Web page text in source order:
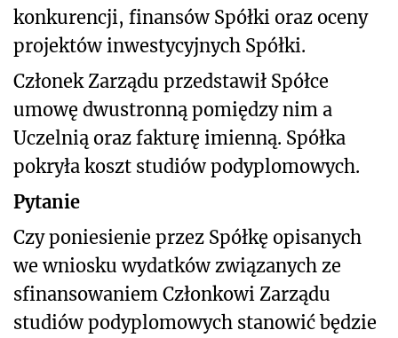
konkurencji, finansów Spółki oraz oceny
projektów inwestycyjnych Spółki.
Członek Zarządu przedstawił Spółce
umowę dwustronną pomiędzy nim a
Uczelnią oraz fakturę imienną. Spółka
pokryła koszt studiów podyplomowych.
Pytanie
Czy poniesienie przez Spółkę opisanych
we wniosku wydatków związanych ze
sfinansowaniem Członkowi Zarządu
studiów podyplomowych stanowić będzie